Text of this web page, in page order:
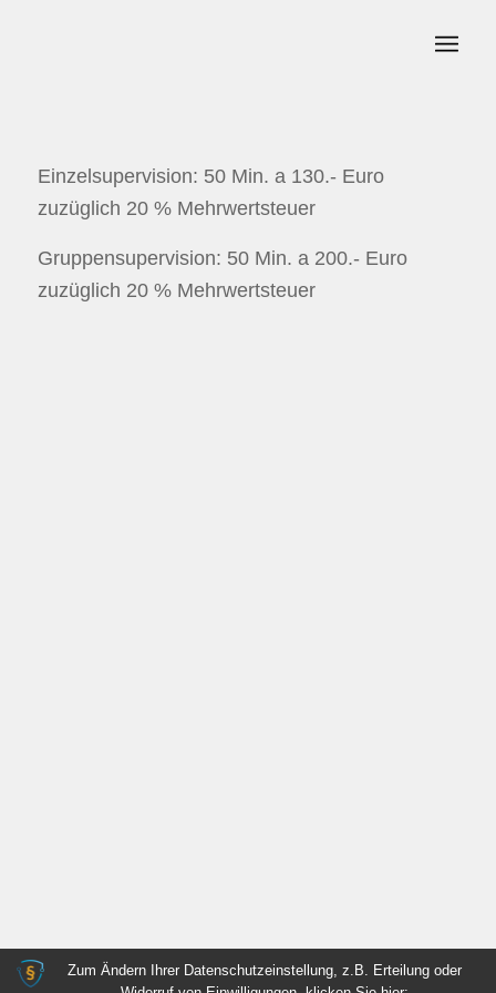
Einzelsupervision: 50 Min. a 130.- Euro
zuzüglich 20 % Mehrwertsteuer
Gruppensupervision: 50 Min. a 200.- Euro
zuzüglich 20 % Mehrwertsteuer
Zum Ändern Ihrer Datenschutzeinstellung, z.B. Erteilung oder